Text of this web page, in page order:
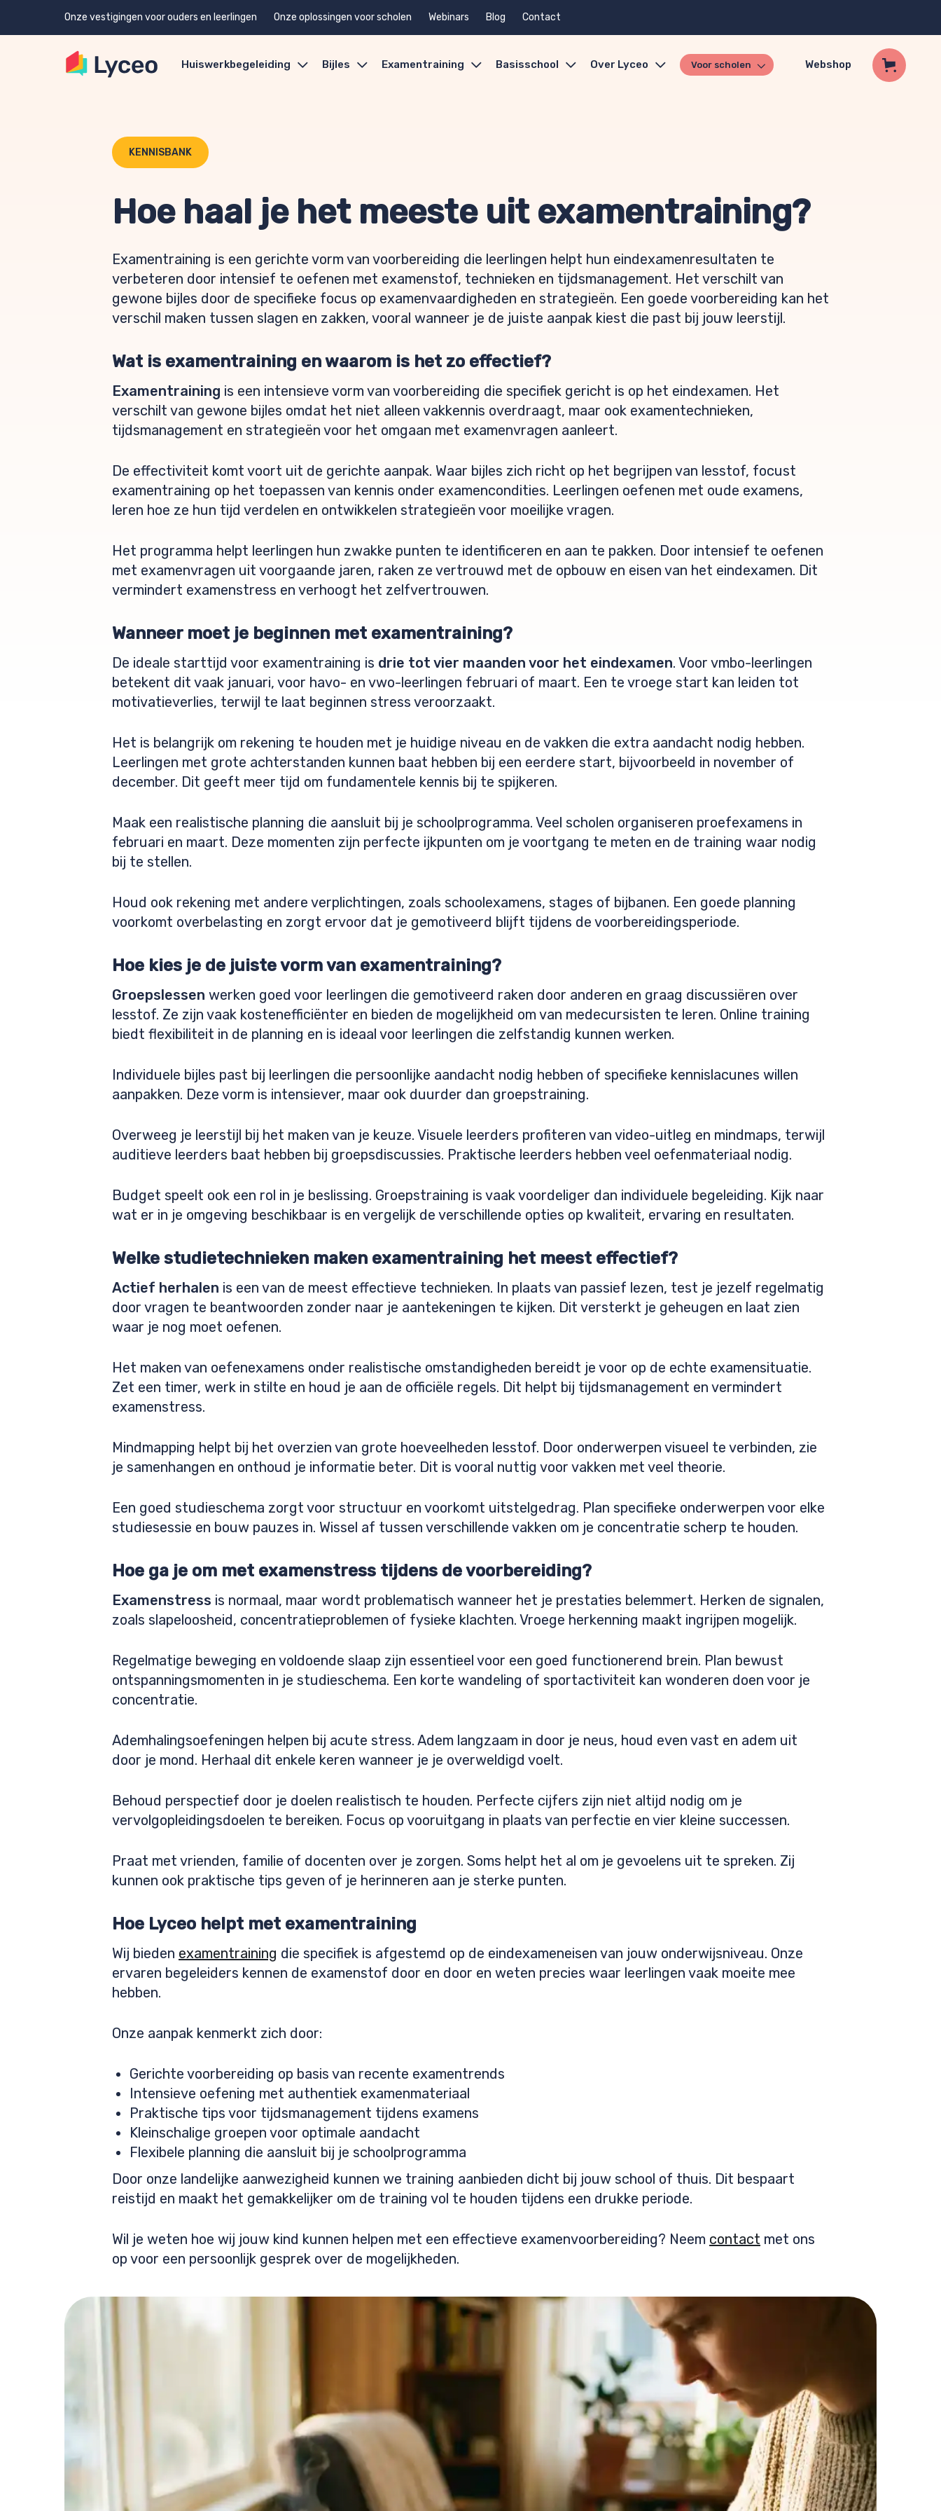
Onze vestigingen voor ouders en leerlingen Onze oplossingen voor scholen Webinars Blog Contact
Huiswerkbegeleiding Bijles Examentraining Basisschool Over Lyceo Voor scholen Webshop
KENNISBANK
Hoe haal je het meeste uit examentraining?
Examentraining is een gerichte vorm van voorbereiding die leerlingen helpt hun eindexamenresultaten te
verbeteren door intensief te oefenen met examenstof, technieken en tijdsmanagement. Het verschilt van
gewone bijles door de specifieke focus op examenvaardigheden en strategieën. Een goede voorbereiding kan het
verschil maken tussen slagen en zakken, vooral wanneer je de juiste aanpak kiest die past bij jouw leerstijl.
Wat is examentraining en waarom is het zo effectief?
Examentraining is een intensieve vorm van voorbereiding die specifiek gericht is op het eindexamen. Het
verschilt van gewone bijles omdat het niet alleen vakkennis overdraagt, maar ook examentechnieken,
tijdsmanagement en strategieën voor het omgaan met examenvragen aanleert.
De effectiviteit komt voort uit de gerichte aanpak. Waar bijles zich richt op het begrijpen van lesstof, focust
examentraining op het toepassen van kennis onder examencondities. Leerlingen oefenen met oude examens,
leren hoe ze hun tijd verdelen en ontwikkelen strategieën voor moeilijke vragen.
Het programma helpt leerlingen hun zwakke punten te identificeren en aan te pakken. Door intensief te oefenen
met examenvragen uit voorgaande jaren, raken ze vertrouwd met de opbouw en eisen van het eindexamen. Dit
vermindert examenstress en verhoogt het zelfvertrouwen.
Wanneer moet je beginnen met examentraining?
De ideale starttijd voor examentraining is drie tot vier maanden voor het eindexamen. Voor vmbo-leerlingen
betekent dit vaak januari, voor havo- en vwo-leerlingen februari of maart. Een te vroege start kan leiden tot
motivatieverlies, terwijl te laat beginnen stress veroorzaakt.
Het is belangrijk om rekening te houden met je huidige niveau en de vakken die extra aandacht nodig hebben.
Leerlingen met grote achterstanden kunnen baat hebben bij een eerdere start, bijvoorbeeld in november of
december. Dit geeft meer tijd om fundamentele kennis bij te spijkeren.
Maak een realistische planning die aansluit bij je schoolprogramma. Veel scholen organiseren proefexamens in
februari en maart. Deze momenten zijn perfecte ijkpunten om je voortgang te meten en de training waar nodig
bij te stellen.
Houd ook rekening met andere verplichtingen, zoals schoolexamens, stages of bijbanen. Een goede planning
voorkomt overbelasting en zorgt ervoor dat je gemotiveerd blijft tijdens de voorbereidingsperiode.
Hoe kies je de juiste vorm van examentraining?
Groepslessen werken goed voor leerlingen die gemotiveerd raken door anderen en graag discussiëren over
lesstof. Ze zijn vaak kostenefficiënter en bieden de mogelijkheid om van medecursisten te leren. Online training
biedt flexibiliteit in de planning en is ideaal voor leerlingen die zelfstandig kunnen werken.
Individuele bijles past bij leerlingen die persoonlijke aandacht nodig hebben of specifieke kennislacunes willen
aanpakken. Deze vorm is intensiever, maar ook duurder dan groepstraining.
Overweeg je leerstijl bij het maken van je keuze. Visuele leerders profiteren van video-uitleg en mindmaps, terwijl
auditieve leerders baat hebben bij groepsdiscussies. Praktische leerders hebben veel oefenmateriaal nodig.
Budget speelt ook een rol in je beslissing. Groepstraining is vaak voordeliger dan individuele begeleiding. Kijk naar
wat er in je omgeving beschikbaar is en vergelijk de verschillende opties op kwaliteit, ervaring en resultaten.
Welke studietechnieken maken examentraining het meest effectief?
Actief herhalen is een van de meest effectieve technieken. In plaats van passief lezen, test je jezelf regelmatig
door vragen te beantwoorden zonder naar je aantekeningen te kijken. Dit versterkt je geheugen en laat zien
waar je nog moet oefenen.
Het maken van oefenexamens onder realistische omstandigheden bereidt je voor op de echte examensituatie.
Zet een timer, werk in stilte en houd je aan de officiële regels. Dit helpt bij tijdsmanagement en vermindert
examenstress.
Mindmapping helpt bij het overzien van grote hoeveelheden lesstof. Door onderwerpen visueel te verbinden, zie
je samenhangen en onthoud je informatie beter. Dit is vooral nuttig voor vakken met veel theorie.
Een goed studieschema zorgt voor structuur en voorkomt uitstelgedrag. Plan specifieke onderwerpen voor elke
studiesessie en bouw pauzes in. Wissel af tussen verschillende vakken om je concentratie scherp te houden.
Hoe ga je om met examenstress tijdens de voorbereiding?
Examenstress is normaal, maar wordt problematisch wanneer het je prestaties belemmert. Herken de signalen,
zoals slapeloosheid, concentratieproblemen of fysieke klachten. Vroege herkenning maakt ingrijpen mogelijk.
Regelmatige beweging en voldoende slaap zijn essentieel voor een goed functionerend brein. Plan bewust
ontspanningsmomenten in je studieschema. Een korte wandeling of sportactiviteit kan wonderen doen voor je
concentratie.
Ademhalingsoefeningen helpen bij acute stress. Adem langzaam in door je neus, houd even vast en adem uit
door je mond. Herhaal dit enkele keren wanneer je je overweldigd voelt.
Behoud perspectief door je doelen realistisch te houden. Perfecte cijfers zijn niet altijd nodig om je
vervolgopleidingsdoelen te bereiken. Focus op vooruitgang in plaats van perfectie en vier kleine successen.
Praat met vrienden, familie of docenten over je zorgen. Soms helpt het al om je gevoelens uit te spreken. Zij
kunnen ook praktische tips geven of je herinneren aan je sterke punten.
Hoe Lyceo helpt met examentraining
Wij bieden examentraining die specifiek is afgestemd op de eindexameneisen van jouw onderwijsniveau. Onze
ervaren begeleiders kennen de examenstof door en door en weten precies waar leerlingen vaak moeite mee
hebben.
Onze aanpak kenmerkt zich door:
Gerichte voorbereiding op basis van recente examentrends
Intensieve oefening met authentiek examenmateriaal
Praktische tips voor tijdsmanagement tijdens examens
Kleinschalige groepen voor optimale aandacht
Flexibele planning die aansluit bij je schoolprogramma
Door onze landelijke aanwezigheid kunnen we training aanbieden dicht bij jouw school of thuis. Dit bespaart
reistijd en maakt het gemakkelijker om de training vol te houden tijdens een drukke periode.
Wil je weten hoe wij jouw kind kunnen helpen met een effectieve examenvoorbereiding? Neem contact met ons
op voor een persoonlijk gesprek over de mogelijkheden.